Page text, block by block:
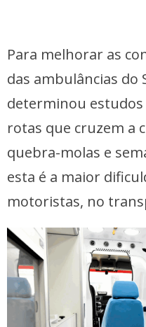
Para melhorar as
das ambulâncias do
determinou estudos
rotas que cruzem a
quebra-molas e
esta é a maior
motoristas, no